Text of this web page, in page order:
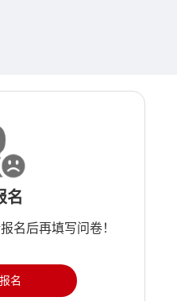
名
名后再填写问卷！
名